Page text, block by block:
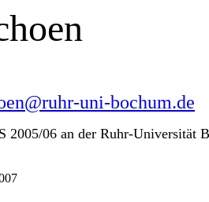
uni-bochum.de
2005/06 an der Ruhr-Universität